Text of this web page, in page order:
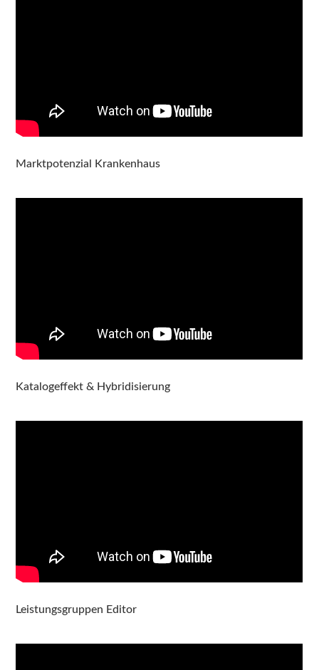
Marktpotenzial Krankenhaus
Katalogeffekt & Hybridisierung
Leistungsgruppen Editor